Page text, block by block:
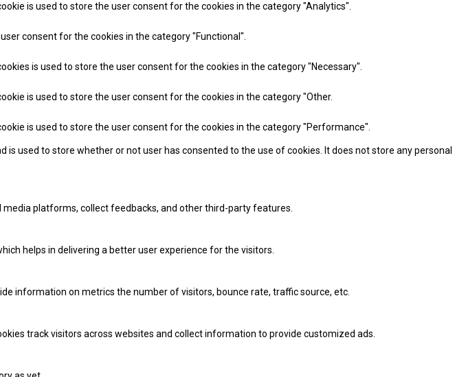
is used to store the user consent for the cookies in the category "Analytics".
consent for the cookies in the category "Functional".
is used to store the user consent for the cookies in the category "Necessary".
is used to store the user consent for the cookies in the category "Other.
is used to store the user consent for the cookies in the category "Performance".
is used to store whether or not user has consented to the use of cookies. It does not store any personal
platforms, collect feedbacks, and other third-party features.
helps in delivering a better user experience for the visitors.
information on metrics the number of visitors, bounce rate, traffic source, etc.
track visitors across websites and collect information to provide customized ads.